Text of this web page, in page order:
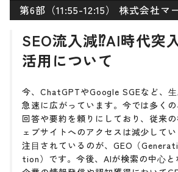
第6部（11:55-12:15） 株式会社マ
SEO流入減⁉AI時代突
活用について
今、ChatGPTやGoogle SGEなど、
急速に広がっています。今では多く
回答や要約を頼りにしており、従来
ェブサイトへのアクセスは減少して
注⽬されているのが、GEO（
tion）です。今後、AIが検索の中⼼と